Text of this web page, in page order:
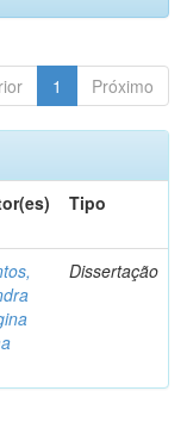
1 Próximo
Tipo
Dissertação